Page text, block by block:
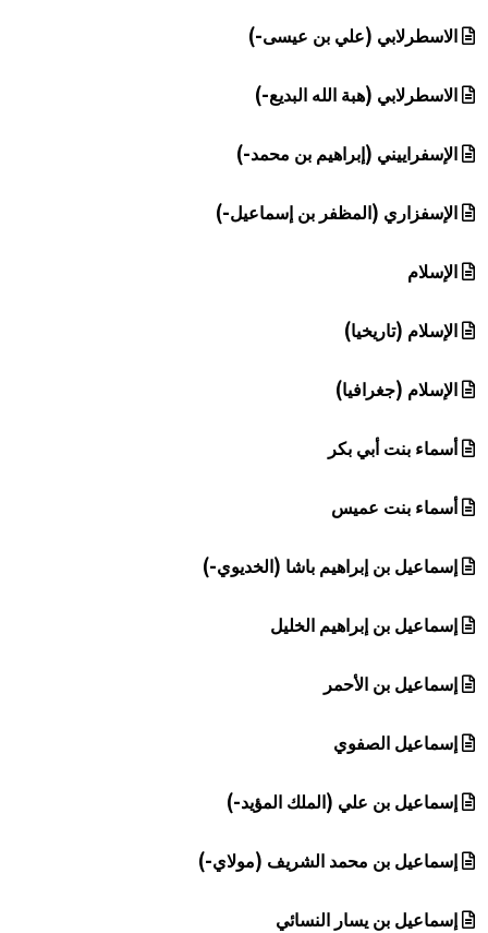
الاسطرلابي (علي بن عيسى-)
الاسطرلابي (هبة الله البديع-)
الإسفراييني (إبراهيم بن محمد-)
الإسفزاري (المظفر بن إسماعيل-)
الإسلام
الإسلام (تاريخيا)
الإسلام (جغرافيا)
أسماء بنت أبي بكر
أسماء بنت عميس
إسماعيل بن إبراهيم باشا (الخديوي-)
إسماعيل بن إبراهيم الخليل
إسماعيل بن الأحمر
إسماعيل الصفوي
إسماعيل بن علي (الملك المؤيد-)
إسماعيل بن محمد الشريف (مولاي-)
إسماعيل بن يسار النسائي